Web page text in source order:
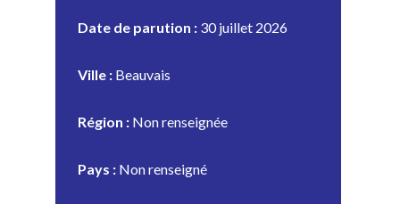
Date de parution : 30 juillet 2026
Ville : Beauvais
Région : Non renseignée
Pays : Non renseigné